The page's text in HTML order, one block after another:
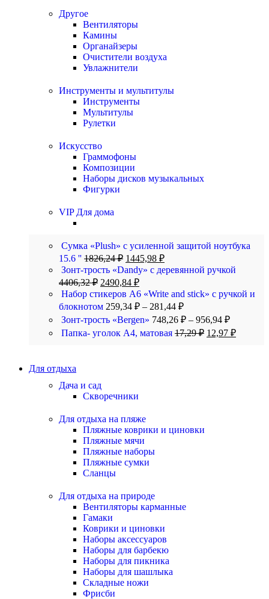
Другое
Вентиляторы
Камины
Органайзеры
Очистители воздуха
Увлажнители
Инструменты и мультитулы
Инструменты
Мультитулы
Рулетки
Искусство
Граммофоны
Композиции
Наборы дисков музыкальных
Фигурки
VIP Для дома
Сумка «Plush» c усиленной защитой ноутбука
15.6 '' 1826,24₽ 1445,98 ₽
Зонт-трость «Dandy» с деревянной ручкой
4406,32₽ 2490,84 ₽
Набор стикеров А6 «Write and stick» с ручкой и
блокнотом 259,34 ₽ – 281,44 ₽
Зонт-трость «Bergen» 748,26 ₽ – 956,94 ₽
Папка- уголок А4, матовая 17,29₽ 12,97 ₽
Для отдыха
Дача и сад
Скворечники
Для отдыха на пляже
Пляжные коврики и циновки
Пляжные мячи
Пляжные наборы
Пляжные сумки
Сланцы
Для отдыха на природе
Вентиляторы карманные
Гамаки
Коврики и циновки
Наборы аксессуаров
Наборы для барбекю
Наборы для пикника
Наборы для шашлыка
Складные ножи
Фрисби